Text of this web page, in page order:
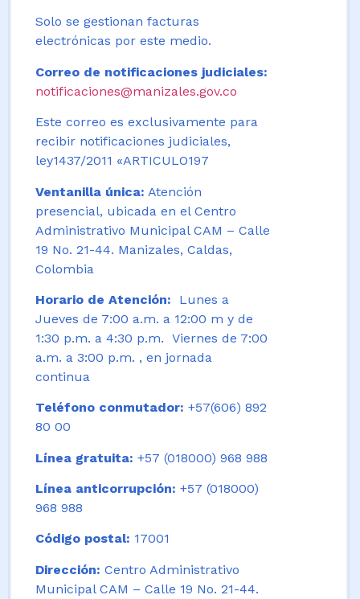
Solo se gestionan facturas
electrónicas por este medio.
Correo de notificaciones judiciales:
notificaciones@manizales.gov.co
Este correo es exclusivamente para
recibir notificaciones judiciales,
ley1437/2011 «ARTICULO197
Ventanilla única: Atención
presencial, ubicada en el Centro
Administrativo Municipal CAM – Calle
19 No. 21-44. Manizales, Caldas,
Colombia
Horario de Atención:
Lunes a
Jueves de 7:00 a.m. a 12:00 m y de
1:30 p.m. a 4:30 p.m. Viernes de 7:00
a.m. a 3:00 p.m. , en jornada
continua
Teléfono conmutador: +57(606) 892
80 00
Línea gratuita: +57 (018000) 968 988
Línea anticorrupción: +57 (018000)
968 988
Código postal: 17001
Dirección: Centro Administrativo
Municipal CAM – Calle 19 No. 21-44.